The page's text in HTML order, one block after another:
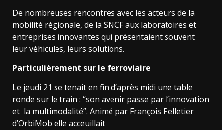
De nombreuses rencontres avec les acteurs de la
mobilité régionale, de la SNCF aux laboratoires et
entreprises innovantes qui présentaient souvent
leur véhicules, leurs solutions.
Particulièrement sur le ferroviaire
Le jeudi 21 se tenait en fin d’après midi une table
ronde sur le train : “son avenir passe par l’innovation
et la multimodalité”. Animé par François Pelletier
d’OrbiMob elle acceuillait